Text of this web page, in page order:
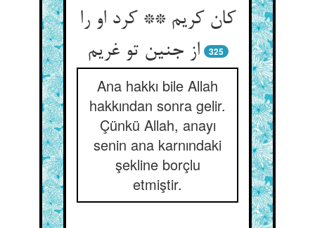
کان کریم ** کرد او را
از جنین تو غریم
325
Ana hakkı bile Allah
hakkından sonra gelir.
Çünkü Allah, anayı
senin ana karnındaki
şekline borçlu
etmiştir.